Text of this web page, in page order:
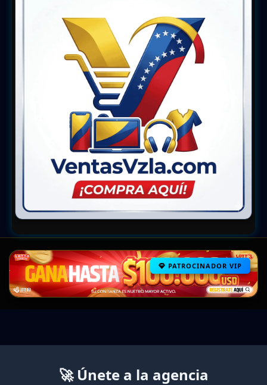
PATROCINADOR VIP
🚀 Únete a la agencia